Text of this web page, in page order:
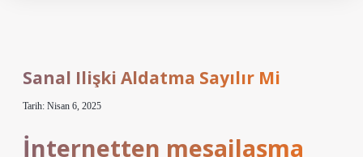
Sanal Ilişki Aldatma Sayılır Mi
Tarih: Nisan 6, 2025
İnternetten mesajlaşma